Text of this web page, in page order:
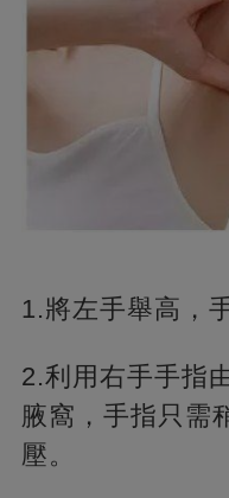
1.將左手舉高，
2.利用右手手指
腋窩，手指只需
壓。